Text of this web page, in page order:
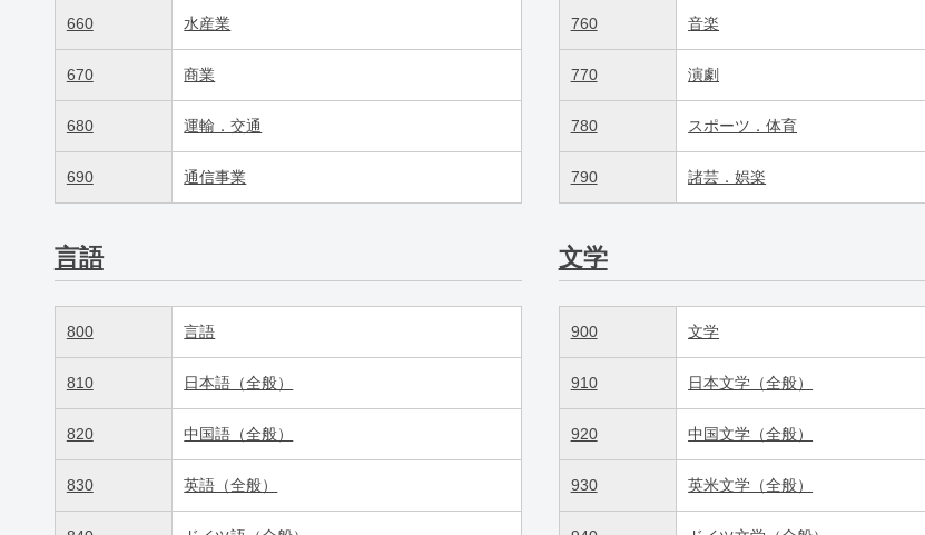
660 水産業
670 商業
680 運輸．交通
690 通信事業
760 音楽
770 演劇
780 スポーツ．体育
790 諸芸．娯楽
言語
800 言語
810 日本語（全般）
820 中国語（全般）
830 英語（全般）
文学
900 文学
910 日本文学（全般）
920 中国文学（全般）
930 英米文学（全般）